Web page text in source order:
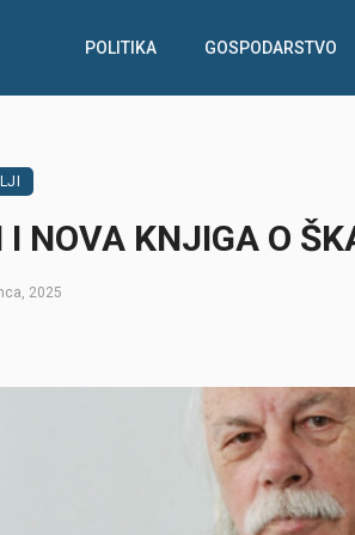
POLITIKA GOSPODARSTVO
I NOVA KNJIGA O
2025